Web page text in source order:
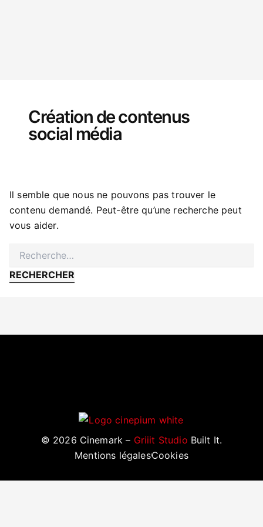
Création de contenus
social média
Il semble que nous ne pouvons pas trouver le
contenu demandé. Peut-être qu’une recherche peut
vous aider.
© 2026 Cinemark – Griiit Studio Built It.
Mentions légalesCookies